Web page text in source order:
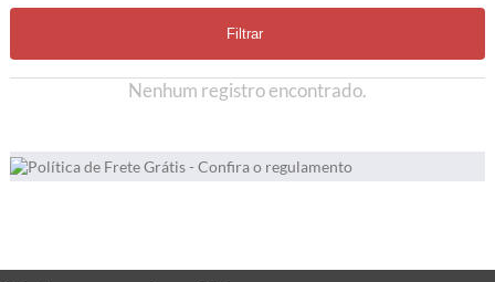
Filtrar
Nenhum registro encontrado.